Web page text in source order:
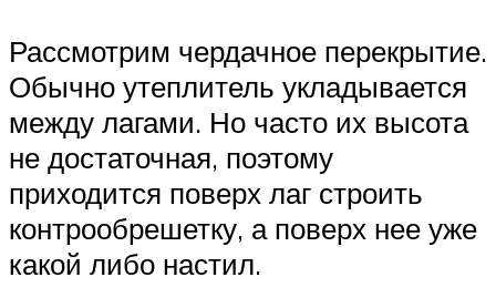
Рассмотрим чердачное перекрытие.
Обычно утеплитель укладывается
между лагами. Но часто их высота
не достаточная, поэтому
приходится поверх лаг строить
контрообрешетку, а поверх нее уже
какой либо настил.